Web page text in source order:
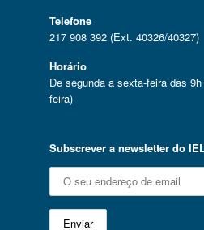
Telefone
217 908 392 (Ext. 40326/40327)
Horário
De segunda a sexta-feira das
feira)
Subscrever a newsletter do